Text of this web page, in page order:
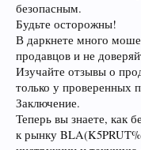
безопасным.
Будьте осторожны!
В даркнете много
продавцов и не
Изучайте отзывы о
только у проверенных
Заключение.
Теперь вы знаете, как
к рынку